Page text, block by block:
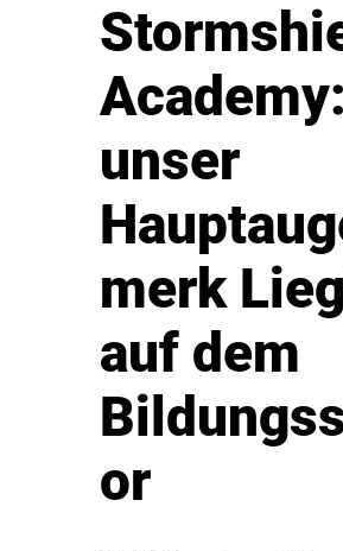
Academy:
unser
merk
auf dem
or